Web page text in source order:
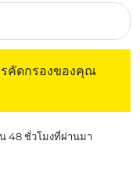
คัดกรองของคุณ
48 ชั่วโมงที่ผ่านมา